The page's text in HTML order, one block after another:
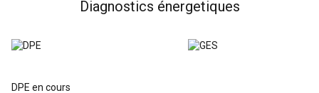
Diagnostics énergetiques
DPE en cours